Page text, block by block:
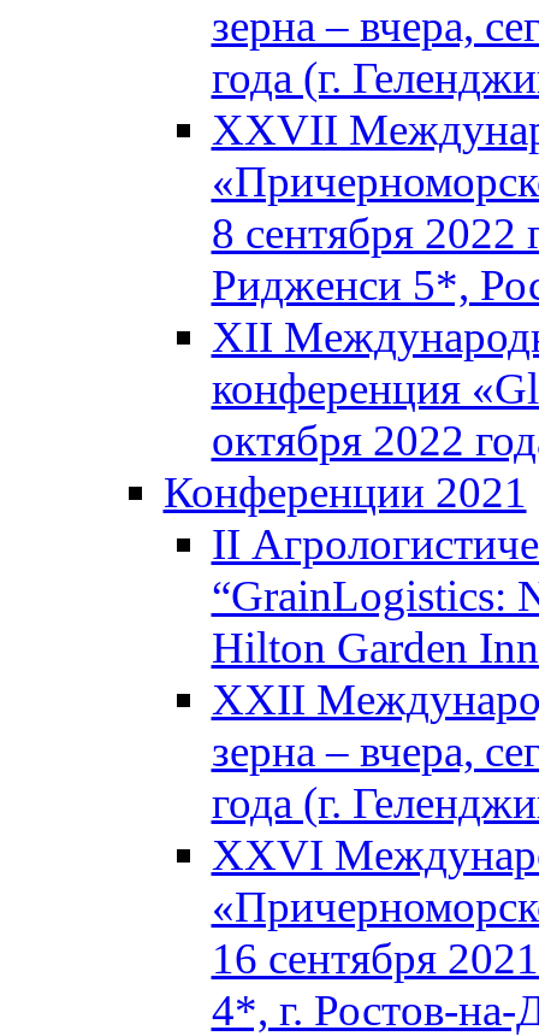
зерна – вчера,
года (г.
XXVII
8 сентября 2022
Ридженси 5*,
XII
конференция
октября 2022
Конференции 2021
II
“GrainLogistics:
Hilton Garden
XXII
зерна – вчера,
года (г.
XXVI
16 сентября
4*, г. Ростов-на-